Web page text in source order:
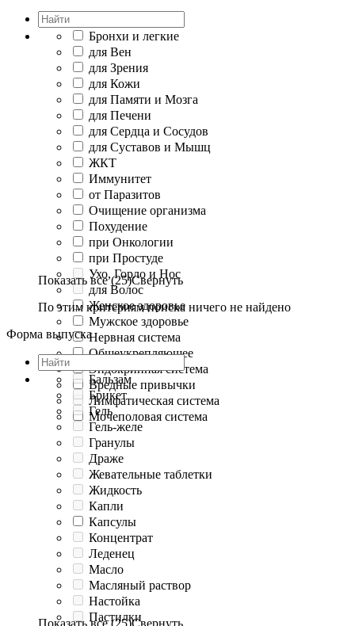
Бронхи и легкие
для Вен
для Зрения
для Кожи
для Памяти и Мозга
для Печени
для Сердца и Сосудов
для Суставов и Мышц
ЖКТ
Иммунитет
от Паразитов
Очищение организма
Похудение
при Онкологии
при Простуде
Ухо, Горло и Нос
для Волос
Женское здоровье
Мужское здоровье
Нервная система
Общеукрепляющее
Эндокринная система
Вредные привычки
Лимфатическая система
Мочеполовая система
Показать все (25)Свернуть
По этим критериям поиска ничего не найдено
Форма выпуска
Бальзам
Брикет
Гель
Гель-желе
Гранулы
Драже
Жевательные таблетки
Жидкость
Капли
Капсулы
Концентрат
Леденец
Масло
Масляный раствор
Настойка
Пастилки
Показать все (25)Свернуть